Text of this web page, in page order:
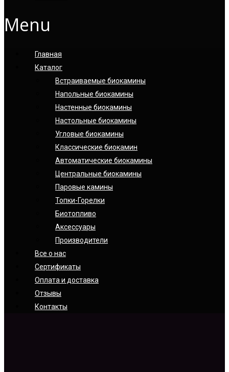
Menu
Главная
Каталог
Встраиваемые биокамины
Напольные биокамины
Настенные биокамины
Настoльные биокамины
Угловые биокамины
Классические биокамин
Автоматические биокамины
Центральные биокамины
Паровые камины
Топки-Горелки
Биотопливо
Аксессуары
Производители
Все о нас
Сертификаты
Оплата и доставка
Отзывы
Контакты